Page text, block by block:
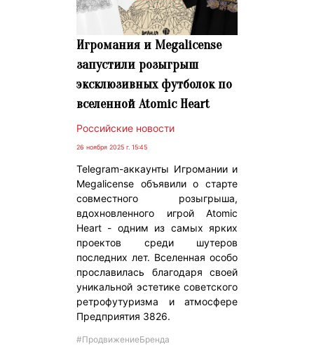
Игромания и Megalicense
запустили розыгрыш
эксклюзивных футболок по
вселенной Atomic Heart
Российские новости
26 ноября 2025 г. 15:45
Telegram-аккаунты Игромании и
Megalicense объявили о старте
совместного розыгрыша,
вдохновленного игрой Atomic
Heart - одним из самых ярких
проектов среди шутеров
последних лет. Вселенная особо
прославилась благодаря своей
уникальной эстетике советского
ретрофутуризма и атмосфере
Предприятия 3826.
#ПродвижениеБренда